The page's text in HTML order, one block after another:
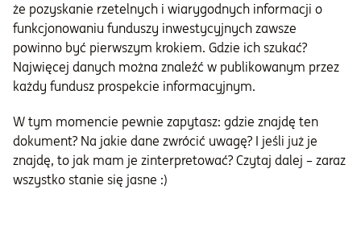
że pozyskanie rzetelnych i wiarygodnych informacji o
funkcjonowaniu funduszy inwestycyjnych zawsze
powinno być pierwszym krokiem. Gdzie ich szukać?
Najwięcej danych można znaleźć w publikowanym przez
każdy fundusz prospekcie informacyjnym.
W tym momencie pewnie zapytasz: gdzie znajdę ten
dokument? Na jakie dane zwrócić uwagę? I jeśli już je
znajdę, to jak mam je zinterpretować? Czytaj dalej – zaraz
wszystko stanie się jasne :)